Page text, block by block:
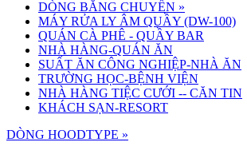
DÒNG BĂNG CHUYỀN »
MÁY RỬA LY ÂM QUẦY (DW-100)
QUÁN CÀ PHÊ - QUẦY BAR
NHÀ HÀNG-QUÁN ĂN
SUẤT ĂN CÔNG NGHIỆP-NHÀ ĂN
TRƯỜNG HỌC-BỆNH VIỆN
NHÀ HÀNG TIỆC CƯỚI -- CĂN TIN
KHÁCH SẠN-RESORT
DÒNG HOODTYPE »